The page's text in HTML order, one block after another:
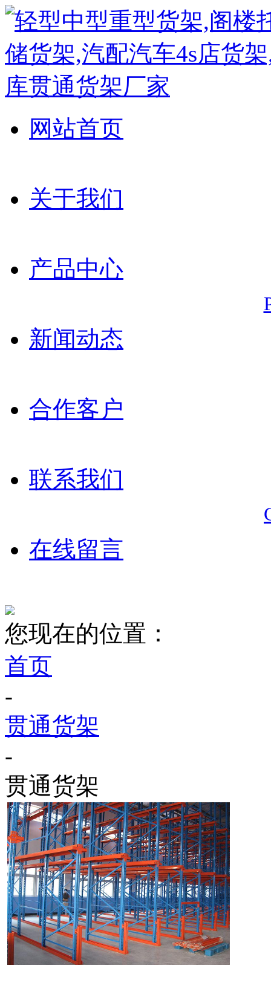
网站首页
关于我们
产品中心
新闻动态
合作客户
联系我们
在线留言
您现在的位置：
首页
-
贯通货架
-
贯通货架